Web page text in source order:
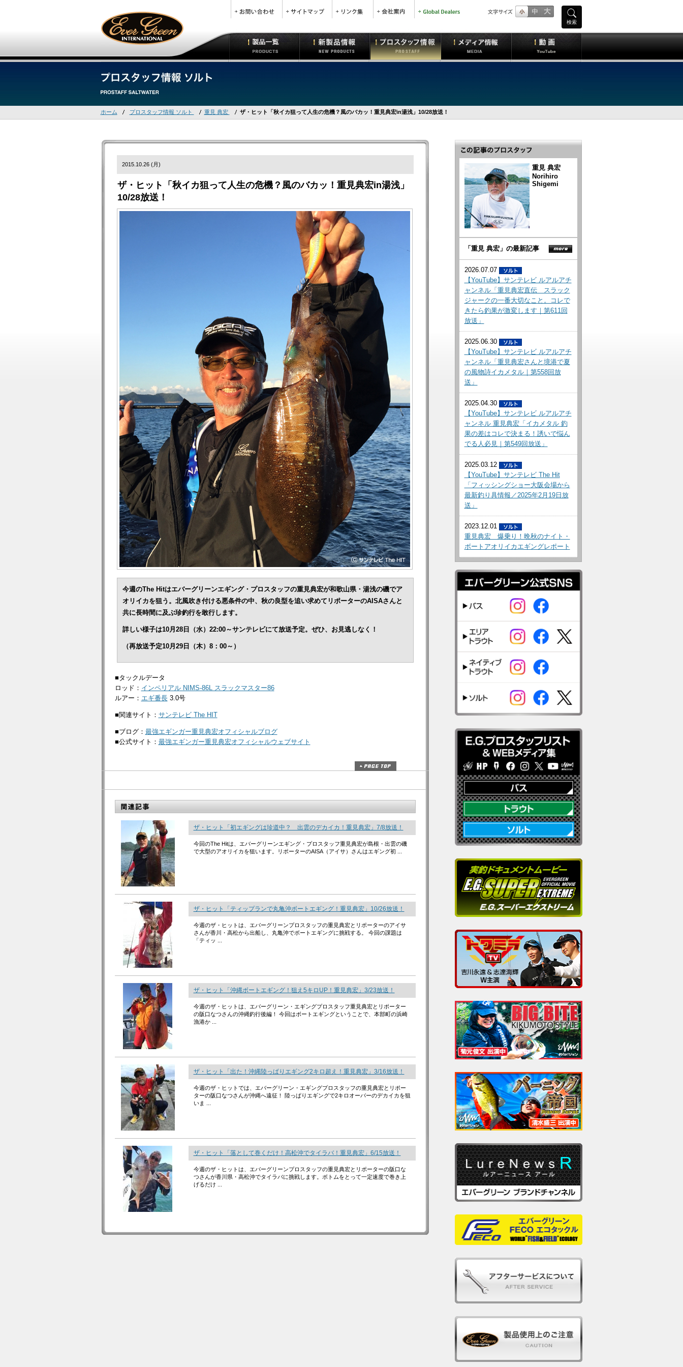
検索
ホーム プロスタッフ情報 ソルト 重見 典宏 ザ・ヒット「秋イカ狙って人生の危機？風のバカッ！重見典宏in湯浅」10/28放送！
2015.10.26 (月)
ザ・ヒット「秋イカ狙って人生の危機？風のバカッ！重見典宏in湯浅」
10/28放送！
今週のThe Hitはエバーグリーンエギング・プロスタッフの重見典宏が和歌山県・湯浅の磯でア
オリイカを狙う。北風吹き付ける悪条件の中、秋の良型を追い求めてリポーターのAISAさんと
共に長時間に及ぶ珍釣行を敢行します。
詳しい様子は10月28日（水）22:00～サンテレビにて放送予定。ぜひ、お見逃しなく！
（再放送予定10月29日（木）8：00～）
■タックルデータ
ロッド： インペリアル NIMS-86L スラックマスター86
ルアー： エギ番長3.0号
■関連サイト： サンテレビ The HIT
■ブログ： 最強エギンガー重見典宏オフィシャルブログ
■公式サイト： 最強エギンガー重見典宏オフィシャルウェブサイト
ザ・ヒット「初エギングは珍道中？ 出雲のデカイカ！重見典宏」7/8放送！
今回のThe Hitは、エバーグリーンエギング・プロスタッフ重見典宏が島根・出雲の磯
で大型のアオリイカを狙います。リポーターのAISA（アイサ）さんはエギング初 ...
ザ・ヒット「ティップランで丸亀沖ボートエギング！重見典宏」10/26放送！
今週のザ・ヒットは、エバーグリーンプロスタッフの重見典宏とリポーターのアイサ
さんが香川・高松から出船し、丸亀沖でボートエギングに挑戦する。 今回の課題は
「ティッ ...
ザ・ヒット「沖縄ボートエギング！狙え5キロUP！重見典宏」3/23放送！
今週のザ・ヒットは、エバーグリーン・エギングプロスタッフ重見典宏とリポーター
の阪口なつさんの沖縄釣行後編！ 今回はボートエギングということで、本部町の浜崎
漁港か ...
ザ・ヒット「出た！沖縄陸っぱりエギング2キロ超え！重見典宏」3/16放送！
今週のザ・ヒットでは、エバーグリーン・エギングプロスタッフの重見典宏とリポー
ターの阪口なつさんが沖縄へ遠征！ 陸っぱりエギングで2キロオーバーのデカイカを狙
いま ...
ザ・ヒット「落として巻くだけ！高松沖でタイラバ！重見典宏」6/15放送！
今週のザ・ヒットは、エバーグリーンプロスタッフの重見典宏とリポーターの阪口な
つさんが香川県・高松沖でタイラバに挑戦します。ボトムをとって一定速度で巻き上
げるだけ ...
重見 典宏
Norihiro
Shigemi
「重見 典宏」の最新記事
2026.07.07
【YouTube】サンテレビ ルアルアチ
ャンネル「重見典宏直伝 スラック
ジャークの一番大切なこと。コレで
きたら釣果が激変します｜第611回
放送」
2025.06.30
【YouTube】サンテレビ ルアルアチ
ャンネル「重見典宏さんと境港で夏
の風物詩イカメタル｜第558回放
送」
2025.04.30
【YouTube】サンテレビ ルアルアチ
ャンネル 重見典宏「イカメタル 釣
果の差はコレで決まる！誘いで悩ん
でる人必見｜第549回放送」
2025.03.12
【YouTube】サンテレビ The Hit
「フィッシングショー大阪会場から
最新釣り具情報／2025年2月19日放
送」
2023.12.01
重見典宏 爆乗り！晩秋のナイト・
ボートアオリイカエギングレポート